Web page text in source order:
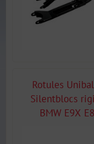
Rotules
Silentblocs
BMW E9X